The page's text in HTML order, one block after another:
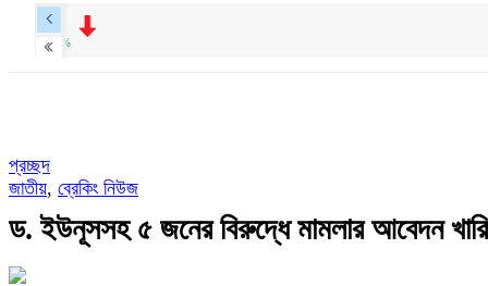
প্রচ্ছদ
জাতীয়, ব্রেকিং নিউজ
ড. ইউনূসসহ ৫ জনের বিরুদ্ধে মামলার আবেদন